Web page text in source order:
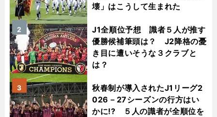
壊」はこうして生まれた
J1全順位予想 識者５人が推す
優勝候補筆頭は？ J2降格の憂
き目に遭いそうな３クラブと
は？
2
秋春制が導入されたJ1リーグ2
026－27シーズンの行方はい
かに!? ５人の識者が全順位を
3